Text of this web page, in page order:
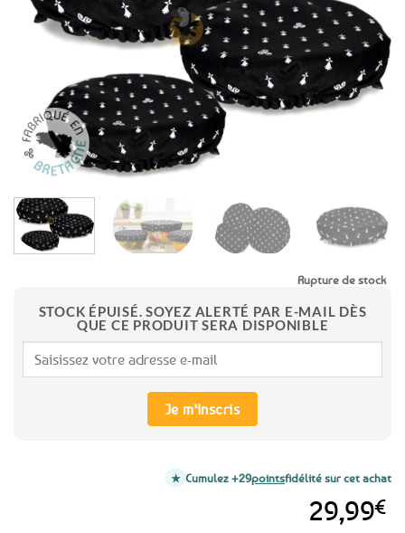
aux
favoris
29,99€
Rupture de stock
STOCK ÉPUISÉ. SOYEZ ALERTÉ PAR E-MAIL DÈS
QUE CE PRODUIT SERA DISPONIBLE
Je m'inscris
Cumulez +29pointsfidélité sur cet achat